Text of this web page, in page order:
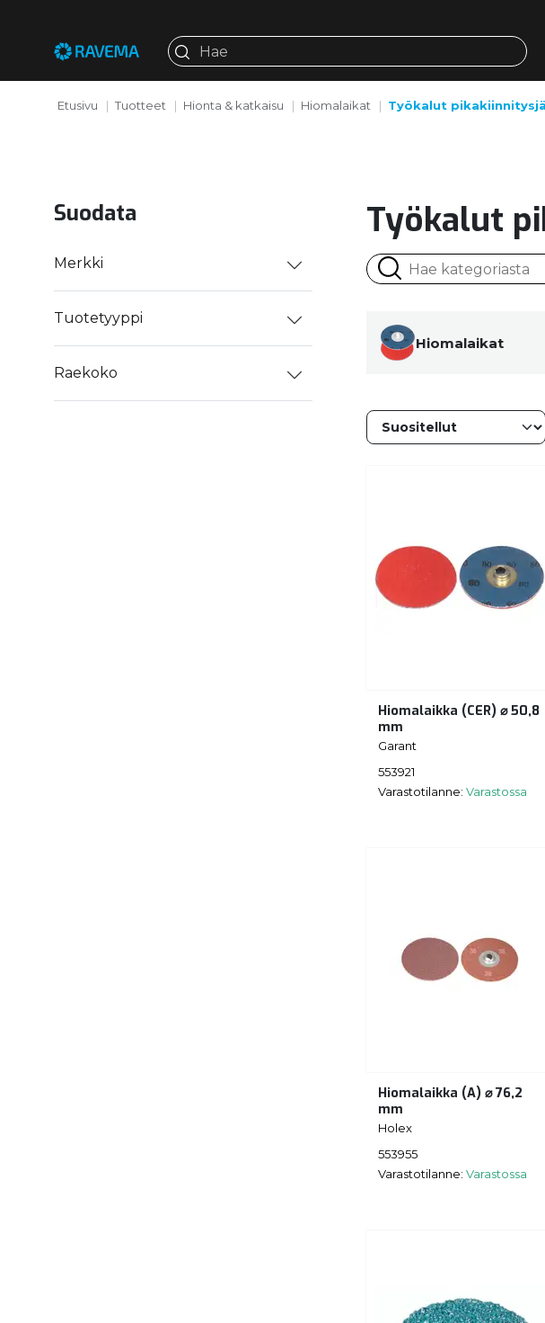
Etusivu Tuotteet Hionta & katkaisu Hiomalaikat Työkalut
Suodata
Merkki
Tuotetyyppi
Raekoko
Työkalut
Hiomalaikat
Hiomalaikka (CER) ⌀ 50,8
mm
Garant
553921
Varastotilanne: Varastossa
Hiomalaikka (A) ⌀ 76,2
mm
Holex
553955
Varastotilanne: Varastossa